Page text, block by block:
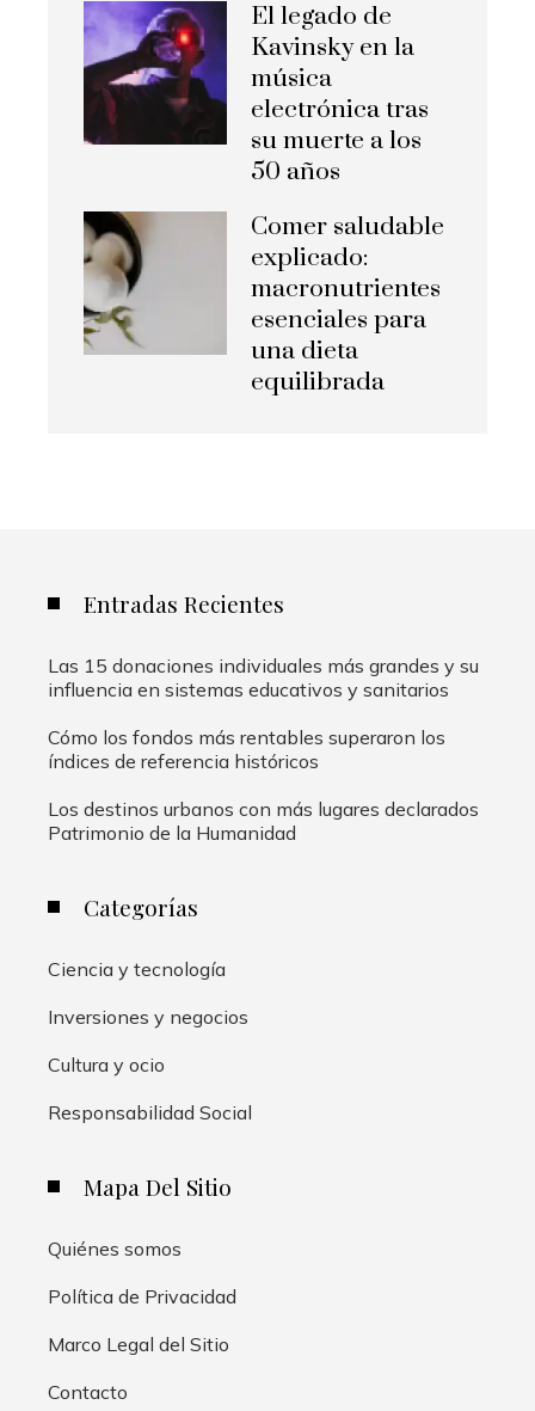
El legado de
Kavinsky en la
música
electrónica tras
su muerte a los
50 años
Comer saludable
explicado:
macronutrientes
esenciales para
una dieta
equilibrada
Entradas Recientes
Las 15 donaciones individuales más grandes y su
influencia en sistemas educativos y sanitarios
Cómo los fondos más rentables superaron los
índices de referencia históricos
Los destinos urbanos con más lugares declarados
Patrimonio de la Humanidad
Categorías
Ciencia y tecnología
Inversiones y negocios
Cultura y ocio
Responsabilidad Social
Mapa Del Sitio
Quiénes somos
Política de Privacidad
Marco Legal del Sitio
Contacto